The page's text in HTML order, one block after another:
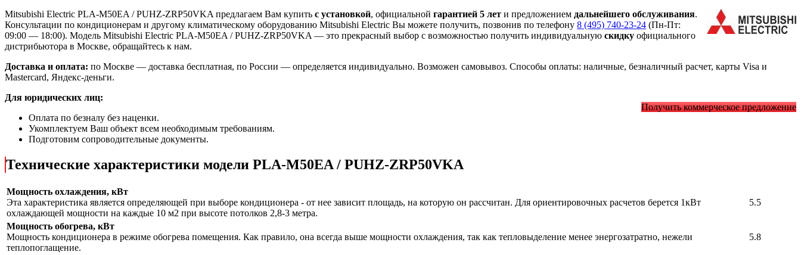
Mitsubishi Electric PLA-M50EA / PUHZ-ZRP50VKA предлагаем Вам купить с установкой, официальной гарантией 5 лет и предложением дальнейшего обслуживания.
Консультации по кондиционерам и другому климатическому оборудованию Mitsubishi Electric Вы можете получить, позвонив по телефону 8 (495) 740-23-24 (Пн-Пт:
09:00 — 18:00). Модель Mitsubishi Electric PLA-M50EA / PUHZ-ZRP50VKA — это прекрасный выбор с возможностью получить индивидуальную скидку официального
дистрибьютора в Москве, обращайтесь к нам.
Доставка и оплата: по Москве — доставка бесплатная, по России — определяется индивидуально. Возможен самовывоз. Способы оплаты: наличные, безналичный расчет, карты Visa и
Mastercard, Яндекс-деньги.
Получить коммерческое предложение
Для юридических лиц:
Оплата по безналу без наценки.
Укомплектуем Ваш объект всем необходимым требованиям.
Подготовим сопроводительные документы.
Технические характеристики модели PLA-M50EA / PUHZ-ZRP50VKA
Мощность охлаждения, кВт
Эта характеристика является определяющей при выборе кондиционера - от нее зависит площадь, на которую он рассчитан. Для ориентировочных расчетов берется 1кВт
охлаждающей мощности на каждые 10 м2 при высоте потолков 2,8-3 метра.
5.5
Мощность обогрева, кВт
Мощность кондиционера в режиме обогрева помещения. Как правило, она всегда выше мощности охлаждения, так как тепловыделение менее энергозатратно, нежели
теплопоглащение.
5.8